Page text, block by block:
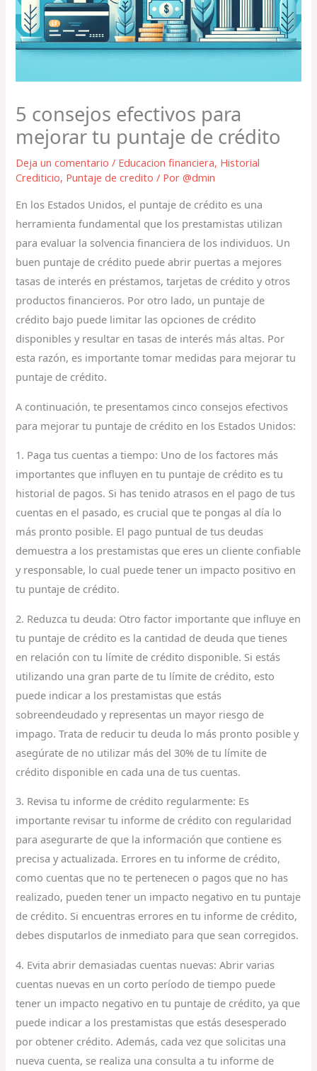
5 consejos efectivos para
mejorar tu puntaje de crédito
Deja un comentario / Educacion financiera, Historial
Crediticio, Puntaje de credito / Por@dmin
En los Estados Unidos, el puntaje de crédito es una
herramienta fundamental que los prestamistas utilizan
para evaluar la solvencia financiera de los individuos. Un
buen puntaje de crédito puede abrir puertas a mejores
tasas de interés en préstamos, tarjetas de crédito y otros
productos financieros. Por otro lado, un puntaje de
crédito bajo puede limitar las opciones de crédito
disponibles y resultar en tasas de interés más altas. Por
esta razón, es importante tomar medidas para mejorar tu
puntaje de crédito.
A continuación, te presentamos cinco consejos efectivos
para mejorar tu puntaje de crédito en los Estados Unidos:
1. Paga tus cuentas a tiempo: Uno de los factores más
importantes que influyen en tu puntaje de crédito es tu
historial de pagos. Si has tenido atrasos en el pago de tus
cuentas en el pasado, es crucial que te pongas al día lo
más pronto posible. El pago puntual de tus deudas
demuestra a los prestamistas que eres un cliente confiable
y responsable, lo cual puede tener un impacto positivo en
tu puntaje de crédito.
2. Reduzca tu deuda: Otro factor importante que influye en
tu puntaje de crédito es la cantidad de deuda que tienes
en relación con tu límite de crédito disponible. Si estás
utilizando una gran parte de tu límite de crédito, esto
puede indicar a los prestamistas que estás
sobreendeudado y representas un mayor riesgo de
impago. Trata de reducir tu deuda lo más pronto posible y
asegúrate de no utilizar más del 30% de tu límite de
crédito disponible en cada una de tus cuentas.
3. Revisa tu informe de crédito regularmente: Es
importante revisar tu informe de crédito con regularidad
para asegurarte de que la información que contiene es
precisa y actualizada. Errores en tu informe de crédito,
como cuentas que no te pertenecen o pagos que no has
realizado, pueden tener un impacto negativo en tu puntaje
de crédito. Si encuentras errores en tu informe de crédito,
debes disputarlos de inmediato para que sean corregidos.
4. Evita abrir demasiadas cuentas nuevas: Abrir varias
cuentas nuevas en un corto período de tiempo puede
tener un impacto negativo en tu puntaje de crédito, ya que
puede indicar a los prestamistas que estás desesperado
por obtener crédito. Además, cada vez que solicitas una
nueva cuenta, se realiza una consulta a tu informe de